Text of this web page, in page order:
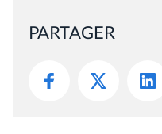
PARTAGER